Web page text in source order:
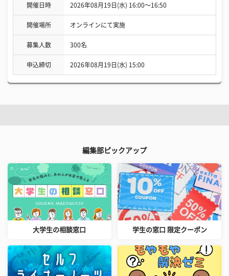
開催日時 2026年08月19日(水) 16:00〜16:50
開催場所 オンラインにて実施
募集人数 300名
申込締切 2026年08月19日(水) 15:00
編集部ピックアップ
大学生の相談窓口 学生の窓口 限定クーポン